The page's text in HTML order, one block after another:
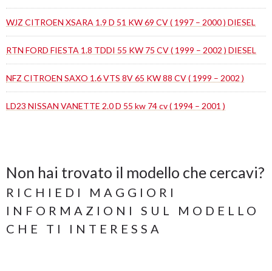
WJZ CITROEN XSARA 1.9 D 51 KW 69 CV ( 1997 – 2000 ) DIESEL
RTN FORD FIESTA 1.8 TDDI 55 KW 75 CV ( 1999 – 2002 ) DIESEL
NFZ CITROEN SAXO 1.6 VTS 8V 65 KW 88 CV ( 1999 – 2002 )
LD23 NISSAN VANETTE 2.0 D 55 kw 74 cv ( 1994 – 2001 )
Non hai trovato il modello che cercavi?
RICHIEDI MAGGIORI
INFORMAZIONI SUL MODELLO
CHE TI INTERESSA